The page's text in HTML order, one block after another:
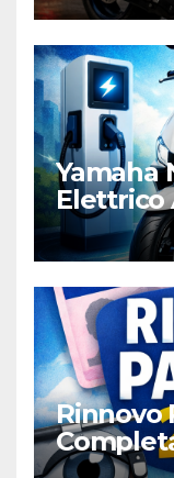
Yamaha
Elettrico
per la
Rinnovo